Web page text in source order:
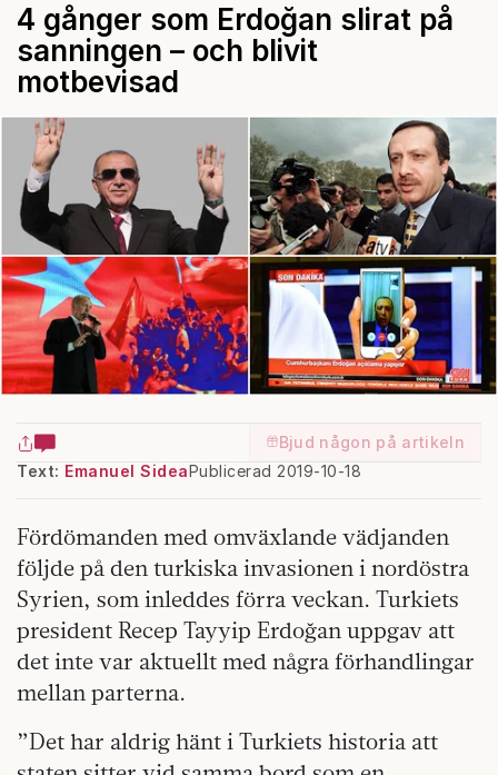
4 gånger som Erdoğan slirat på
sanningen – och blivit
motbevisad
Bjud någon på artikeln
Text: Emanuel SideaPublicerad 2019-10-18
Fördömanden med omväxlande vädjanden
följde på den turkiska invasionen i nordöstra
Syrien, som inleddes förra veckan. Turkiets
president Recep Tayyip Erdoğan uppgav att
det inte var aktuellt med några förhandlingar
mellan parterna.
”Det har aldrig hänt i Turkiets historia att